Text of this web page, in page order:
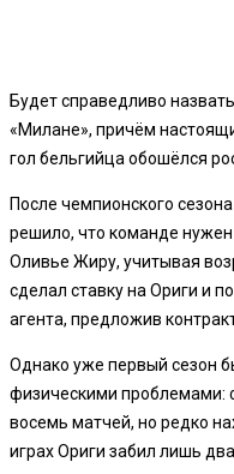
Будет справедливо
«Милане», причём
гол бельгийца обошёлся
После чемпионского
решило, что команде
Оливье Жиру, учитывая
сделал ставку на Ориги и
агента, предложив
Однако уже первый сезон
физическими проблемами:
восемь матчей, но редко
играх Ориги забил лишь